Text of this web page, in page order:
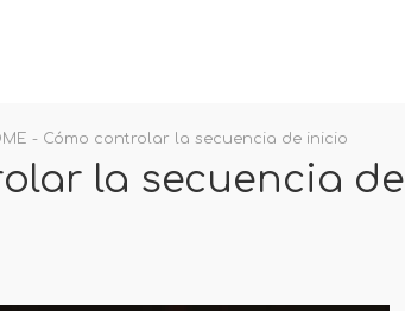
- Cómo controlar la secuencia de inicio
la secuencia de